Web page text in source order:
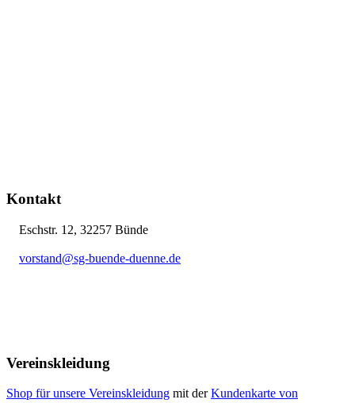
Kontakt
Eschstr. 12, 32257 Bünde
vorstand@sg-buende-duenne.de
Vereinskleidung
Shop für unsere Vereinskleidung mit derKundenkarte von